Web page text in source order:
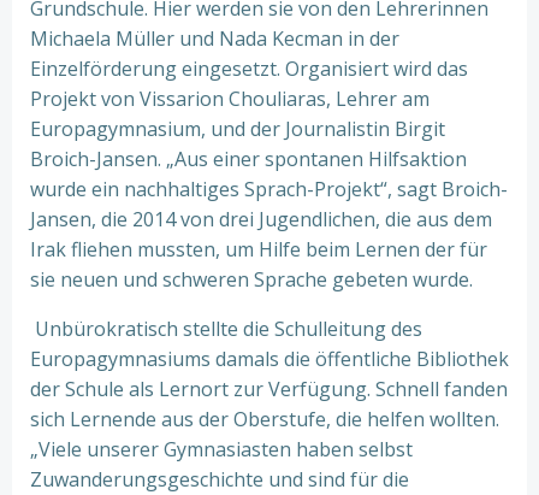
Grundschule. Hier werden sie von den Lehrerinnen
Michaela Müller und Nada Kecman in der
Einzelförderung eingesetzt. Organisiert wird das
Projekt von Vissarion Chouliaras, Lehrer am
Europagymnasium, und der Journalistin Birgit
Broich-Jansen. „Aus einer spontanen Hilfsaktion
wurde ein nachhaltiges Sprach-Projekt“, sagt Broich-
Jansen, die 2014 von drei Jugendlichen, die aus dem
Irak fliehen mussten, um Hilfe beim Lernen der für
sie neuen und schweren Sprache gebeten wurde.
Unbürokratisch stellte die Schulleitung des
Europagymnasiums damals die öffentliche Bibliothek
der Schule als Lernort zur Verfügung. Schnell fanden
sich Lernende aus der Oberstufe, die helfen wollten.
„Viele unserer Gymnasiasten haben selbst
Zuwanderungsgeschichte und sind für die